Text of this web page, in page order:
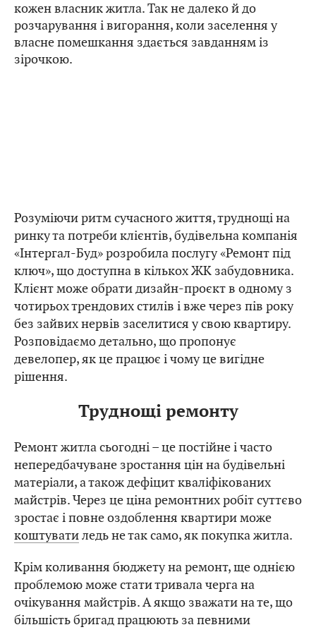
кожен власник житла. Так не далеко й до
розчарування і вигорання, коли заселення у
власне помешкання здається завданням із
зірочкою.
Розуміючи ритм сучасного життя, труднощі на
ринку та потреби клієнтів, будівельна компанія
«Інтергал-Буд» розробила послугу «Ремонт під
ключ», що доступна в кількох ЖК забудовника.
Клієнт може обрати дизайн-проєкт в одному з
чотирьох трендових стилів і вже через пів року
без зайвих нервів заселитися у свою квартиру.
Розповідаємо детально, що пропонує
девелопер, як це працює і чому це вигідне
рішення.
Труднощі ремонту
Ремонт житла сьогодні – це постійне і часто
непередбачуване зростання цін на будівельні
матеріали, а також дефіцит кваліфікованих
майстрів. Через це ціна ремонтних робіт суттєво
зростає і повне оздоблення квартири може
коштуватиледь не так само, як покупка житла.
Крім коливання бюджету на ремонт, ще однією
проблемою може стати тривала черга на
очікування майстрів. А якщо зважати на те, що
більшість бригад працюють за певними